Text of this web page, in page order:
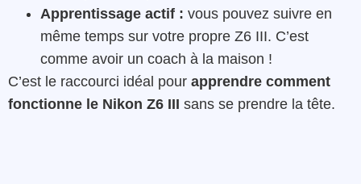
Apprentissage actif : vous pouvez suivre en
même temps sur votre propre Z6 III. C’est
comme avoir un coach à la maison !
C’est le raccourci idéal pour apprendre comment
fonctionne le Nikon Z6 III sans se prendre la tête.